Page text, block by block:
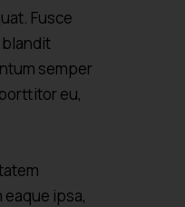
Fusce
blandit
semper
eu,
ipsa,